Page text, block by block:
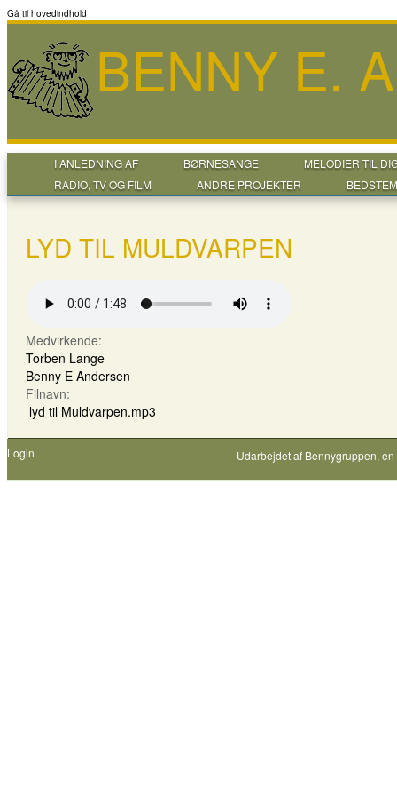
Gå til hovedindhold
BENNY E.
I ANLEDNING AF BØRNESANGE
MELODIER TIL
RADIO, TV OG FILM
ANDRE PROJEKTER
LYD TIL MULDVARPEN
Medvirkende:
Torben Lange
Benny E Andersen
Filnavn:
lyd til Muldvarpen.mp3
Login Udarbejdet af Bennygruppen,